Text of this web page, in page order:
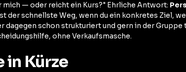
mich — oder reicht ein Kurs?" Ehrliche Antwort:
der schnellste Weg, wenn du ein konkretes Ziel,
dagegen schon strukturiert und gern in der
ohne Verkaufsmasche.
in Kürze